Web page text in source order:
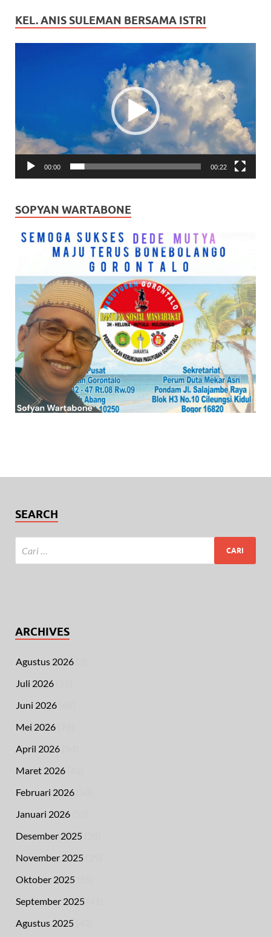
KEL. ANIS SULEMAN BERSAMA ISTRI
00:00 00:22
SOPYAN WARTABONE
SEARCH
ARCHIVES
Agustus 2026
Juli 2026
Juni 2026
Mei 2026
April 2026
Maret 2026
Februari 2026
Januari 2026
Desember 2025
November 2025
Oktober 2025
September 2025
Agustus 2025